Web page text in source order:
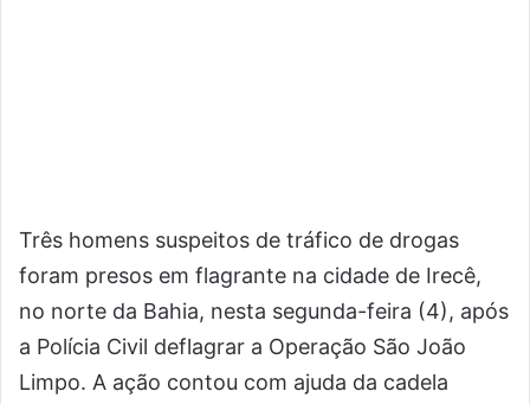
Três homens suspeitos de tráfico de drogas
foram presos em flagrante na cidade de Irecê,
no norte da Bahia, nesta segunda-feira (4), após
a Polícia Civil deflagrar a Operação São João
Limpo. A ação contou com ajuda da cadela